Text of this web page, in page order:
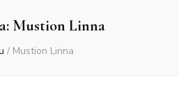
Mustion Linna
/ Mustion Linna